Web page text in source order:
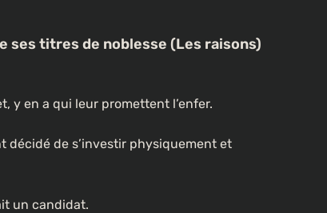
ses titres de noblesse (Les raisons)
y en a qui leur promettent l’enfer.
décidé de s’investir physiquement et
un candidat.l’héritage littéraire de Senghor